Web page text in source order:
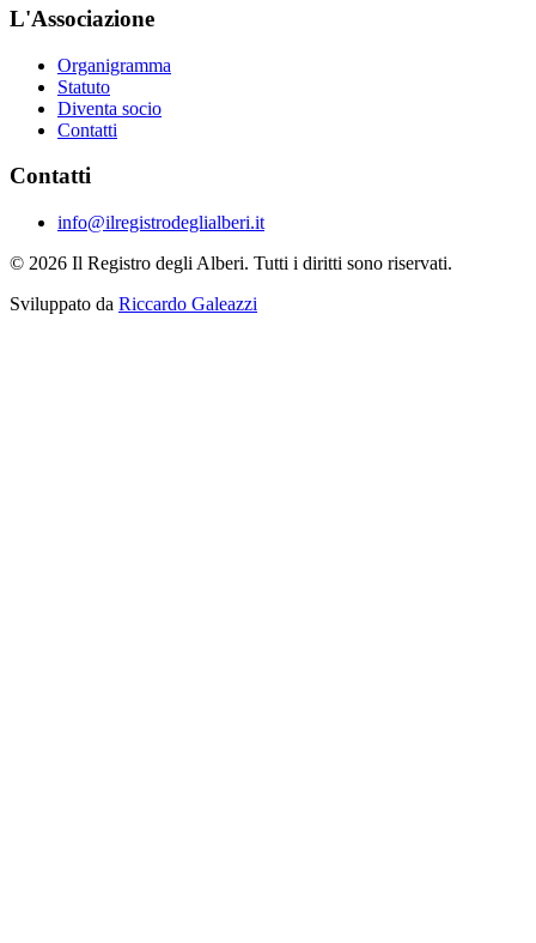
L'Associazione
Organigramma
Statuto
Diventa socio
Contatti
Contatti
info@ilregistrodeglialberi.it
© 2026 Il Registro degli Alberi. Tutti i diritti sono riservati.
Sviluppato da Riccardo Galeazzi